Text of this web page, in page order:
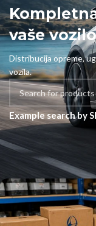
vaše vozilo
Distribucija opreme,
vozila.
Example search by